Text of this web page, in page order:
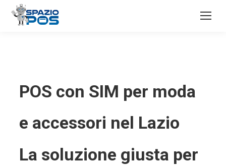
POS con SIM per moda
e accessori nel Lazio
La soluzione giusta per